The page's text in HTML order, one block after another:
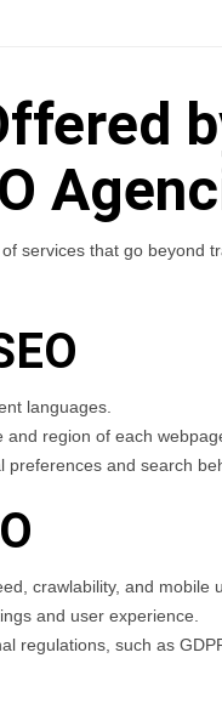
services that go beyond
languages.
region of each
and search
crawlability, and mobile
and user experience.
regulations, such as